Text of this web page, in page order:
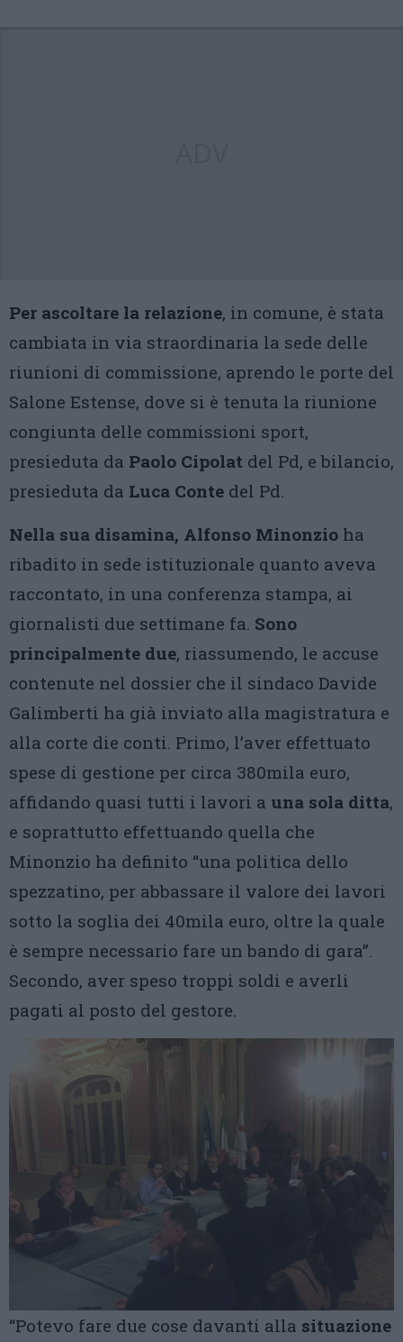
Per ascoltare la relazione, in comune, è stata
cambiata in via straordinaria la sede delle
riunioni di commissione, aprendo le porte del
Salone Estense, dove si è tenuta la riunione
congiunta delle commissioni sport,
presieduta da Paolo Cipolat del Pd, e bilancio,
presieduta da Luca Conte del Pd.
Nella sua disamina, Alfonso Minonzio ha
ribadito in sede istituzionale quanto aveva
raccontato, in una conferenza stampa, ai
giornalisti due settimane fa. Sono
principalmente due, riassumendo, le accuse
contenute nel dossier che il sindaco Davide
Galimberti ha già inviato alla magistratura e
alla corte die conti. Primo, l’aver effettuato
spese di gestione per circa 380mila euro,
affidando quasi tutti i lavori a una sola ditta,
e soprattutto effettuando quella che
Minonzio ha definito “una politica dello
spezzatino, per abbassare il valore dei lavori
sotto la soglia dei 40mila euro, oltre la quale
è sempre necessario fare un bando di gara”.
Secondo, aver speso troppi soldi e averli
pagati al posto del gestore.
“Potevo fare due cose davanti alla situazione